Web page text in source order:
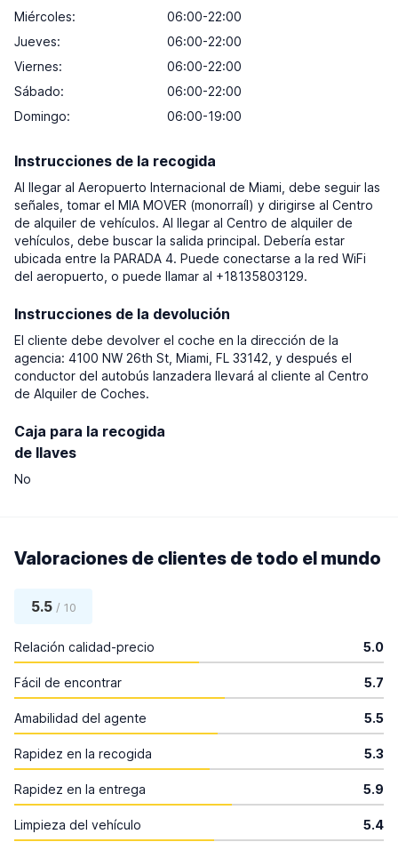
Miércoles:
06:00-22:00
Jueves:
06:00-22:00
Viernes:
06:00-22:00
Sábado:
06:00-22:00
Domingo: 06:00-19:00
Instrucciones de la recogida
Al llegar al Aeropuerto Internacional de Miami, debe seguir las
señales, tomar el MIA MOVER (monorraíl) y dirigirse al Centro
de alquiler de vehículos. Al llegar al Centro de alquiler de
vehículos, debe buscar la salida principal. Debería estar
ubicada entre la PARADA 4. Puede conectarse a la red WiFi
del aeropuerto, o puede llamar al +18135803129.
Instrucciones de la devolución
El cliente debe devolver el coche en la dirección de la
agencia: 4100 NW 26th St, Miami, FL 33142, y después el
conductor del autobús lanzadera llevará al cliente al Centro
de Alquiler de Coches.
Caja para la recogida
de llaves
No
Valoraciones de clientes de todo el mundo
5.5/ 10
Relación calidad-precio 5.0
Fácil de encontrar 5.7
Amabilidad del agente 5.5
Rapidez en la recogida 5.3
Rapidez en la entrega 5.9
Limpieza del vehículo 5.4